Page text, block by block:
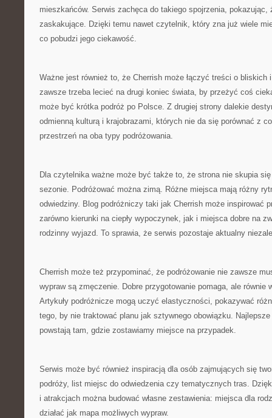
mieszkańców. Serwis zachęca do takiego spojrzenia, pokazując,
zaskakujące. Dzięki temu nawet czytelnik, który zna już wiele
co pobudzi jego ciekawość.
Ważne jest również to, że Cherrish może łączyć treści o bliskich
zawsze trzeba lecieć na drugi koniec świata, by przeżyć coś
może być krótka podróż po Polsce. Z drugiej strony dalekie
odmienną kulturą i krajobrazami, których nie da się porównać z
przestrzeń na oba typy podróżowania.
Dla czytelnika ważne może być także to, że strona nie skupia się
sezonie. Podróżować można zimą. Różne miejsca mają różny
odwiedziny. Blog podróżniczy taki jak Cherrish może inspirować
zarówno kierunki na ciepły wypoczynek, jak i miejsca dobre na
rodzinny wyjazd. To sprawia, że serwis pozostaje aktualny
Cherrish może też przypominać, że podróżowanie nie zawsze
wypraw są zmęczenie. Dobre przygotowanie pomaga, ale równie
Artykuły podróżnicze mogą uczyć elastyczności, pokazywać
tego, by nie traktować planu jak sztywnego obowiązku.
powstają tam, gdzie zostawiamy miejsce na przypadek.
Serwis może być również inspiracją dla osób zajmujących się
podróży, list miejsc do odwiedzenia czy tematycznych tras.
i atrakcjach można budować własne zestawienia: miejsca dla
działać jak mapa możliwych wypraw.